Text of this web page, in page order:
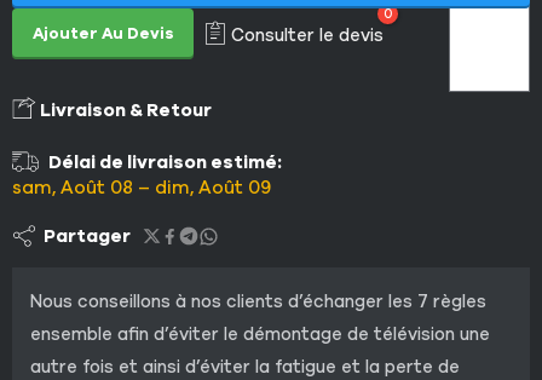
Ajouter Au Devis Consulter le devis
0
Livraison & Retour
Délai de livraison estimé:
sam, Août 08 – dim, Août 09
Partager
Nous conseillons à nos clients d’échanger les 7 règles
ensemble afin d’éviter le démontage de télévision une
autre fois et ainsi d’éviter la fatigue et la perte de